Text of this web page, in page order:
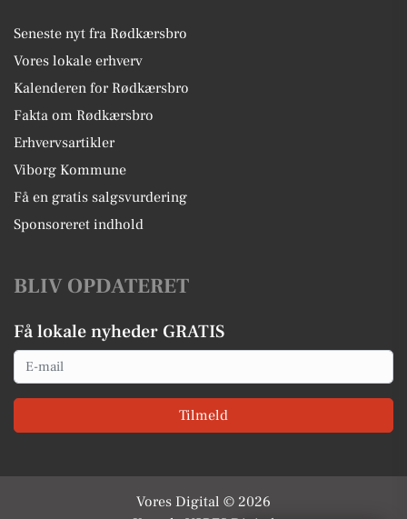
Seneste nyt fra Rødkærsbro
Vores lokale erhverv
Kalenderen for Rødkærsbro
Fakta om Rødkærsbro
Erhvervsartikler
Viborg Kommune
Få en gratis salgsvurdering
Sponsoreret indhold
BLIV OPDATERET
Få lokale nyheder GRATIS
Email
Tilmeld
Vores Digital © 2026